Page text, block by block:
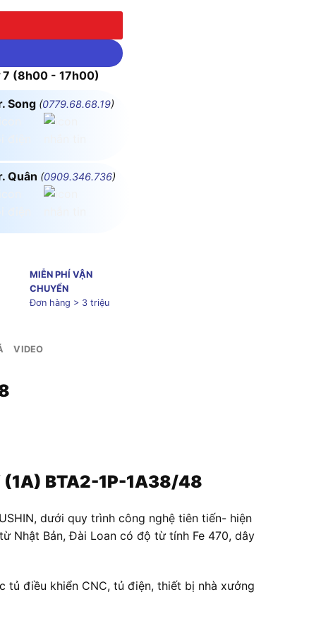
7 (8h00 - 17h00)
Song (0779.68.68.19)
Quân (0909.346.736)
MIỄN PHÍ VẬN
CHUYỂN
Đơn hàng > 3 triệu
VIDEO
(1A) BTA2-1P-1A38/48
dưới quy trình công nghệ tiên tiến- hiện
Nhật Bản, Đài Loan có độ từ tính Fe 470, dây
tủ điều khiển CNC, tủ điện, thiết bị nhà xưởng